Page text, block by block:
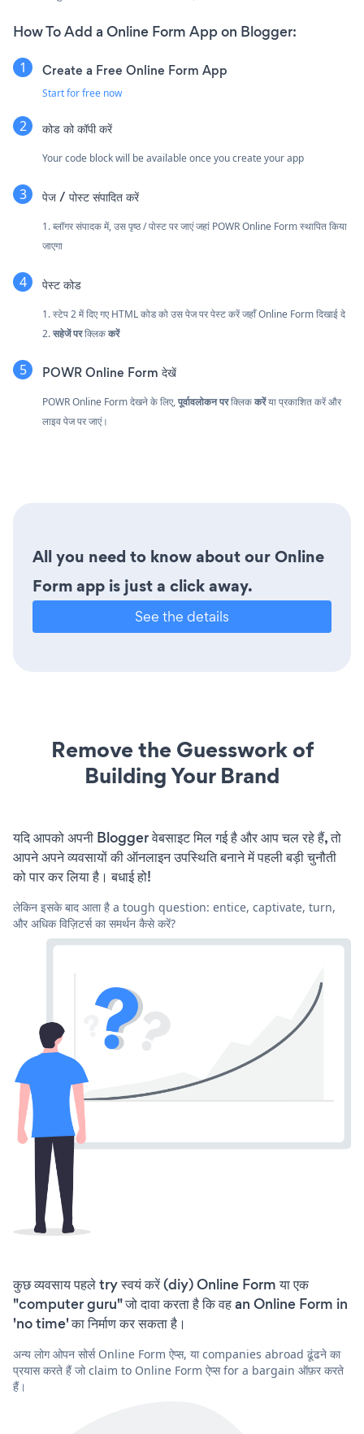
How To Add a Online Form App on Blogger:
Create a Free Online Form App
Start for free now
कोड को कॉपी करें
Your code block will be available once you create your app
पेज / पोस्ट संपादित करें
1. ब्लॉगर संपादक में, उस पृष्ठ / पोस्ट पर जाएं जहां POWR Online Form स्थापित किया
जाएगा
पेस्ट कोड
1. स्टेप 2 में दिए गए HTML कोड को उस पेज पर पेस्ट करें जहाँ Online Form दिखाई दे
2.सहेजें परक्लिककरें
POWR Online Form देखें
POWR Online Form देखने के लिए,पूर्वावलोकन परक्लिककरेंया प्रकाशित करें और
लाइव पेज पर जाएं।
All you need to know about our Online
Form app is just a click away.
See the details
Remove the Guesswork of
Building Your Brand
यदि आपको अपनी Blogger वेबसाइट मिल गई है और आप चल रहे हैं, तो
आपने अपने व्यवसायों की ऑनलाइन उपस्थिति बनाने में पहली बड़ी चुनौती
को पार कर लिया है। बधाई हो!
लेकिन इसके बाद आता है a tough question: entice, captivate, turn,
और अधिक विज़िटर्स का समर्थन कैसे करें?
कुछ व्यवसाय पहले try स्वयं करें (diy) Online Form या एक
"computer guru" जो दावा करता है कि वह an Online Form in
'no time' का निर्माण कर सकता है।
अन्य लोग ओपन सोर्स Online Form ऐप्स, या companies abroad ढूंढने का
प्रयास करते हैं जो claim to Online Form ऐप्स for a bargain ऑफ़र करते
हैं।